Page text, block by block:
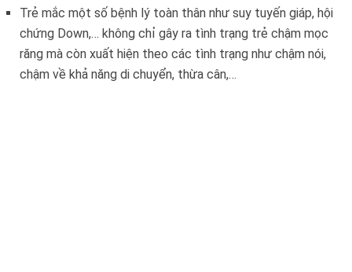
Trẻ mắc một số bệnh lý toàn thân như suy tuyến giáp, hội
chứng Down,… không chỉ gây ra tình trạng trẻ chậm mọc
răng mà còn xuất hiện theo các tình trạng như chậm nói,
chậm về khả năng di chuyển, thừa cân,…